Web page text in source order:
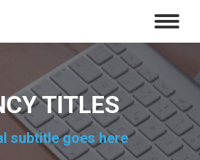
TITLES
subtitle goes here